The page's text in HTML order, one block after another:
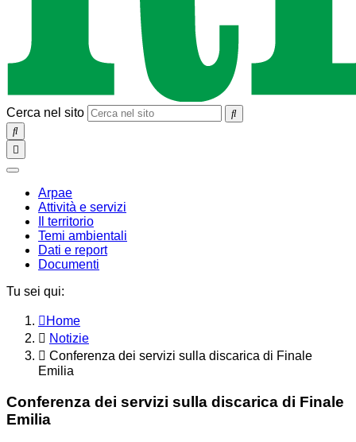
Cerca nel sito
SEARCH
Toggle
navigation
chiudi
Arpae
Attività e servizi
Il territorio
Temi ambientali
Dati e report
Documenti
Tu sei qui:
Home
Notizie
Conferenza dei servizi sulla discarica di Finale
Emilia
Conferenza dei servizi sulla discarica di Finale
Emilia